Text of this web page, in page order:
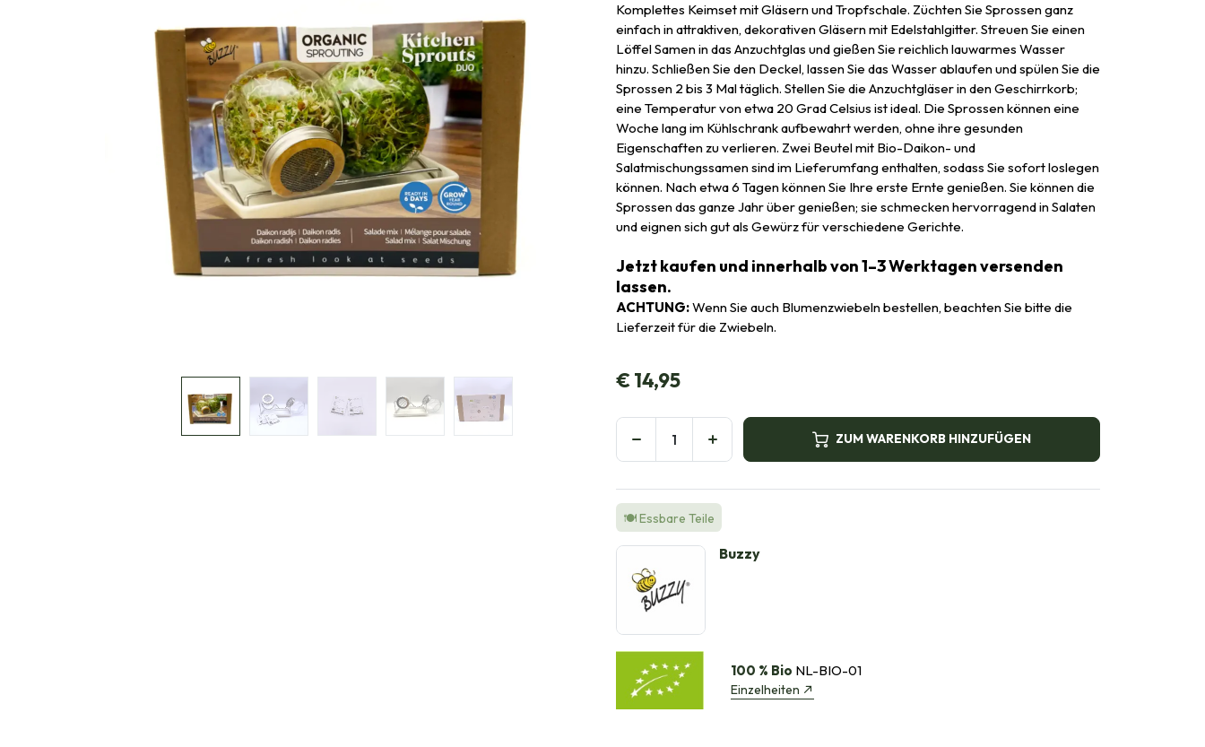
Komplettes Keimset mit Gläsern und Tropfschale. Züchten Sie Sprossen ganz
einfach in attraktiven, dekorativen Gläsern mit Edelstahlgitter. Streuen Sie einen
Löffel Samen in das Anzuchtglas und gießen Sie reichlich lauwarmes Wasser
hinzu. Schließen Sie den Deckel, lassen Sie das Wasser ablaufen und spülen Sie die
Sprossen 2 bis 3 Mal täglich. Stellen Sie die Anzuchtgläser in den Geschirrkorb;
eine Temperatur von etwa 20 Grad Celsius ist ideal. Die Sprossen können eine
Woche lang im Kühlschrank aufbewahrt werden, ohne ihre gesunden
Eigenschaften zu verlieren. Zwei Beutel mit Bio-Daikon- und
Salatmischungssamen sind im Lieferumfang enthalten, sodass Sie sofort loslegen
können. Nach etwa 6 Tagen können Sie Ihre erste Ernte genießen. Sie können die
Sprossen das ganze Jahr über genießen; sie schmecken hervorragend in Salaten
und eignen sich gut als Gewürz für verschiedene Gerichte.
Jetzt kaufen und innerhalb von 1–3 Werktagen versenden
lassen.
ACHTUNG:Wenn Sie auch Blumenzwiebeln bestellen, beachten Sie bitte die
Lieferzeit für die Zwiebeln.
€14,95
ZUM WARENKORB HINZUFÜGEN
🍽️ Essbare Teile
Buzzy
100 % Bio NL-BIO-01
Einzelheiten